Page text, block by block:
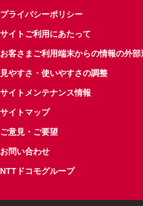
プライバシーポリシー
サイトご利用にあたって
お客さまご利用端末からの情報の外部
見やすさ・使いやすさの調整
サイトメンテナンス情報
サイトマップ
ご意見・ご要望
お問い合わせ
NTTドコモグループ